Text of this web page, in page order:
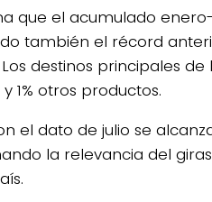
que el acumulado enero-
también el récord
destinos principales
1% otros productos.
el dato de julio se
la relevancia del